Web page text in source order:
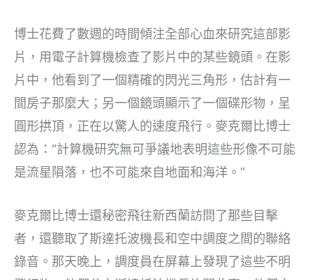
博士花費了數週的時間傾注全部心血來研究這部影
片，用電子計算機檢查了影片中的某些鏡頭。在影
片中，他看到了一個精確的閃光三角形，估計有一
間房子那麼大；另一個鏡頭顯示了一個碟形物，呈
圓形拱頂，正在以驚人的速度飛行。麥克爾比博士
認為：“計算機研究無可爭議地表明這些形像不可能
是流星隕落，也不可能來自地面和海洋。”
麥克爾比博士還秘密飛往新西蘭訪問了那些目擊
者，還聽取了斯達托波機長和空中調度之間的聯絡
錄音。那天晚上，調度員在屏幕上發現了這些不明